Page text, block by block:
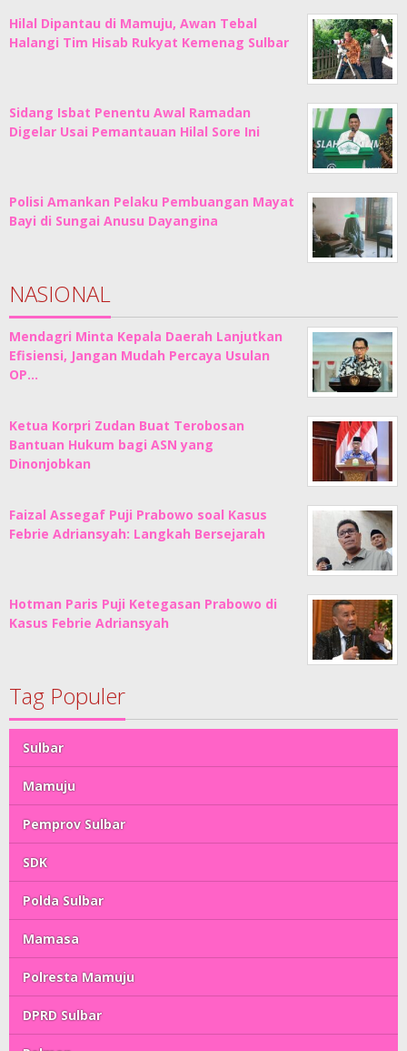
Hilal Dipantau di Mamuju, Awan Tebal
Halangi Tim Hisab Rukyat Kemenag Sulbar
Sidang Isbat Penentu Awal Ramadan
Digelar Usai Pemantauan Hilal Sore Ini
Polisi Amankan Pelaku Pembuangan Mayat
Bayi di Sungai Anusu Dayangina
NASIONAL
Mendagri Minta Kepala Daerah Lanjutkan
Efisiensi, Jangan Mudah Percaya Usulan
OP…
Ketua Korpri Zudan Buat Terobosan
Bantuan Hukum bagi ASN yang
Dinonjobkan
Faizal Assegaf Puji Prabowo soal Kasus
Febrie Adriansyah: Langkah Bersejarah
Hotman Paris Puji Ketegasan Prabowo di
Kasus Febrie Adriansyah
Tag Populer
Sulbar
Mamuju
Pemprov Sulbar
SDK
Polda Sulbar
Mamasa
Polresta Mamuju
DPRD Sulbar